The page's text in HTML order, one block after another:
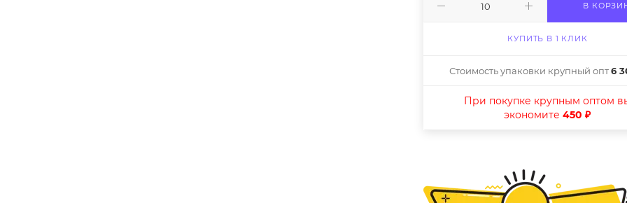
В
КУПИТЬ В 1 КЛИК
Стоимость упаковки крупный опт6
При покупке крупным оптом
экономите450 ₽